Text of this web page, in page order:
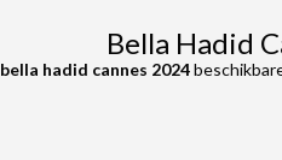
Bella Hadid
bella hadid cannes 2024